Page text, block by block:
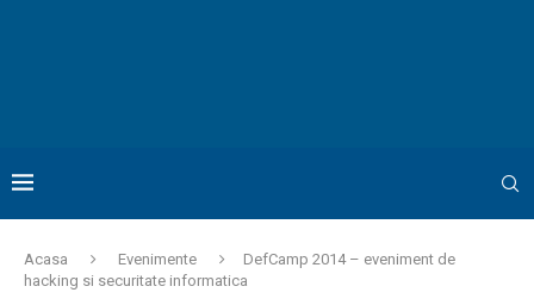
Acasa Evenimente
DefCamp 2014 – eveniment de
hacking si securitate informatica